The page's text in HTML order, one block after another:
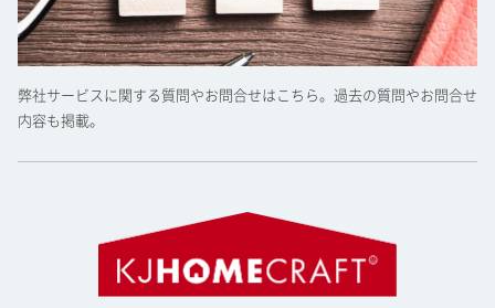
弊社サービスに関する質問やお問合せはこちら。過去の質問やお問合せ
内容も掲載。